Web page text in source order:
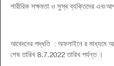
শারীরিক সক্ষমতা ও সুস্থ ব্যক্তিদের
আবেদনের পদ্ধতি : অফলাইনে র মাধ্যমে
শেষ তারিখ 8.7.2022 তারিখ পর্যন্ত ।